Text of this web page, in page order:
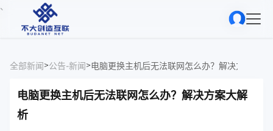
、
全部新闻>公告-新闻>电脑更换主机后无法联网怎么办？解决方案大解
电脑更换主机后无法联网怎么办？解决方案大解
析